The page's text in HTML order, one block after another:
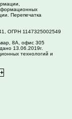
Перепечатка
ОГРН 1147325002549
8А, офис 305
13.06.2019г.
технологий и